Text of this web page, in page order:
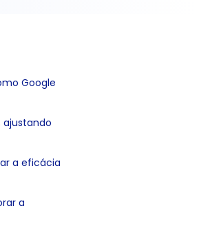
Google
ajustando
a eficácia
a